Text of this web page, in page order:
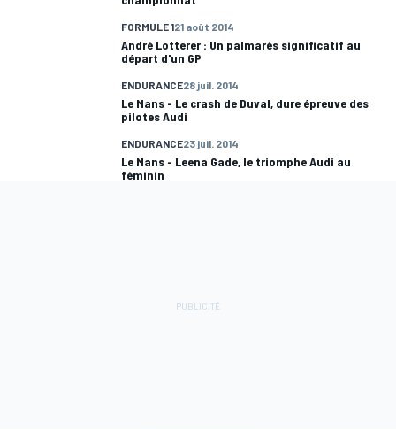
FORMULE 121 août 2014
André Lotterer : Un palmarès significatif au
départ d'un GP
ENDURANCE28 juil. 2014
Le Mans - Le crash de Duval, dure épreuve des
pilotes Audi
ENDURANCE23 juil. 2014
Le Mans - Leena Gade, le triomphe Audi au
féminin